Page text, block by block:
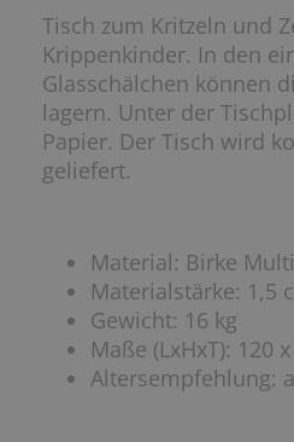
Tisch zum Kritzeln und
Krippenkinder. In den
Glasschälchen können
lagern. Unter der
Papier. Der Tisch wird
geliefert.
Material: Birke
Materialstärke: 1,5
Gewicht: 16 kg
Maße (LxHxT): 120
Altersempfehlung: